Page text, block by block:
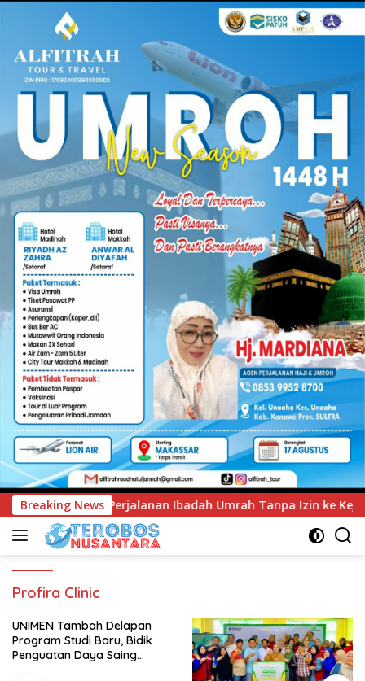
Breaking News
Umrah Tanpa Izin ke Kejaksaan UNIMEN
Profira Clinic
UNIMEN Tambah Delapan
Program Studi Baru, Bidik
Penguatan Daya Saing